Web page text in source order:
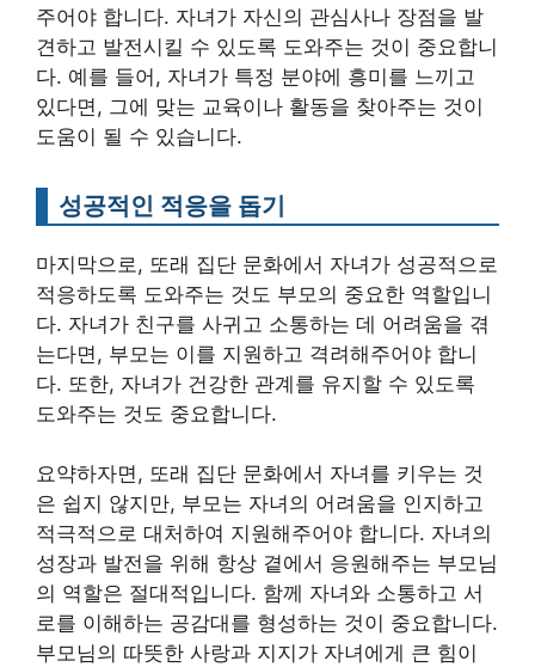
주어야 합니다. 자녀가 자신의 관심사나 장점을 발
견하고 발전시킬 수 있도록 도와주는 것이 중요합니
다. 예를 들어, 자녀가 특정 분야에 흥미를 느끼고
있다면, 그에 맞는 교육이나 활동을 찾아주는 것이
도움이 될 수 있습니다.
성공적인 적응을 돕기
마지막으로, 또래 집단 문화에서 자녀가 성공적으로
적응하도록 도와주는 것도 부모의 중요한 역할입니
다. 자녀가 친구를 사귀고 소통하는 데 어려움을 겪
는다면, 부모는 이를 지원하고 격려해주어야 합니
다. 또한, 자녀가 건강한 관계를 유지할 수 있도록
도와주는 것도 중요합니다.
요약하자면, 또래 집단 문화에서 자녀를 키우는 것
은 쉽지 않지만, 부모는 자녀의 어려움을 인지하고
적극적으로 대처하여 지원해주어야 합니다. 자녀의
성장과 발전을 위해 항상 곁에서 응원해주는 부모님
의 역할은 절대적입니다. 함께 자녀와 소통하고 서
로를 이해하는 공감대를 형성하는 것이 중요합니다.
부모님의 따뜻한 사랑과 지지가 자녀에게 큰 힘이